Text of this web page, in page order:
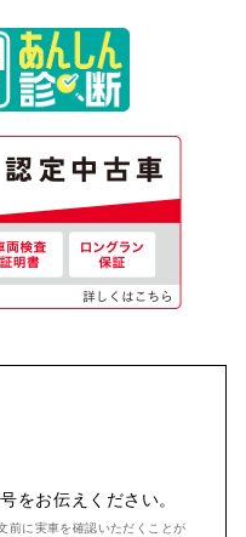
をお伝えください。
前に実車を確認いただくことが